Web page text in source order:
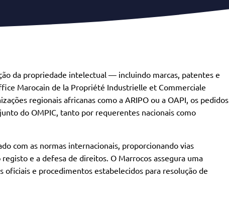
da propriedade intelectual — incluindo marcas, patentes e
Marocain de la Propriété Industrielle et Commerciale
regionais africanas como a ARIPO ou a OAPI, os pedidos
do OMPIC, tanto por requerentes nacionais como
com as normas internacionais, proporcionando vias
e a defesa de direitos. O Marrocos assegura uma
oficiais e procedimentos estabelecidos para resolução de